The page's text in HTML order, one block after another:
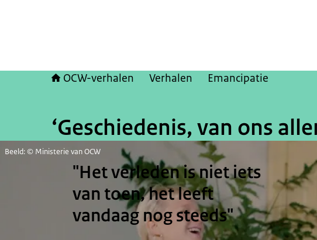
OCW-verhalen Verhalen Emancipatie
‘Geschiedenis, van ons
Beeld: © Ministerie van OCW
"Het verleden is niet iets
van toen, het leeft
vandaag nog steeds"